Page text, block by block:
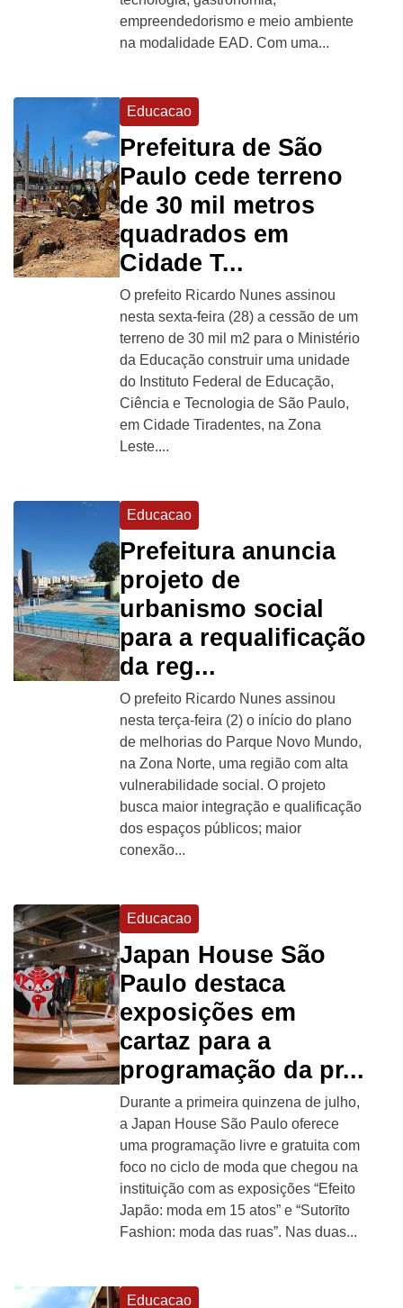
empreendedorismo e meio ambiente
na modalidade EAD. Com uma...
Educacao
Prefeitura de São
Paulo cede terreno
de 30 mil metros
quadrados em
Cidade T...
O prefeito Ricardo Nunes assinou
nesta sexta-feira (28) a cessão de um
terreno de 30 mil m2 para o Ministério
da Educação construir uma unidade
do Instituto Federal de Educação,
Ciência e Tecnologia de São Paulo,
em Cidade Tiradentes, na Zona
Leste....
Educacao
Prefeitura anuncia
projeto de
urbanismo social
para a requalificação
da reg...
O prefeito Ricardo Nunes assinou
nesta terça-feira (2) o início do plano
de melhorias do Parque Novo Mundo,
na Zona Norte, uma região com alta
vulnerabilidade social. O projeto
busca maior integração e qualificação
dos espaços públicos; maior
conexão...
Educacao
Japan House São
Paulo destaca
exposições em
cartaz para a
programação da pr...
Durante a primeira quinzena de julho,
a Japan House São Paulo oferece
uma programação livre e gratuita com
foco no ciclo de moda que chegou na
instituição com as exposições “Efeito
Japão: moda em 15 atos” e “Sutorīto
Fashion: moda das ruas”. Nas duas...
Educacao